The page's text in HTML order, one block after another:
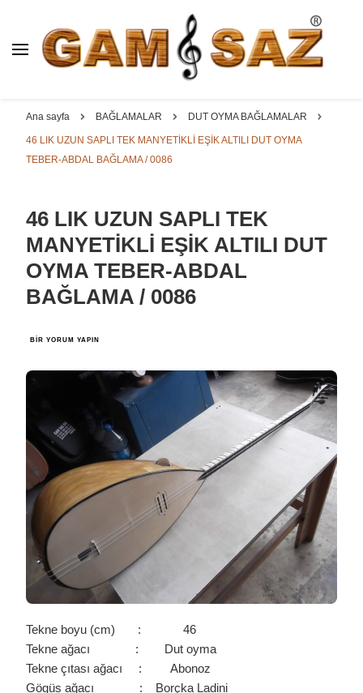
BAĞLAMA İMALAT / SATIŞ
YAPRAK || ELEKTRO ||
ÖZEL BAĞLAMA İMALAT /
SATIŞ
Padok, Kompozit, Mat, Divan, Çöğür, Cura, Solak, Dede,
Oyma ve yaprak sazlar, özel imalat bağlamalar
Ana sayfa BAĞLAMALAR DUT OYMA BAĞLAMALAR
46 LIK UZUN SAPLI TEK MANYETİKLİ EŞİK ALTILI DUT OYMA
TEBER-ABDAL BAĞLAMA / 0086
46 LIK UZUN SAPLI TEK
MANYETİKLİ EŞİK ALTILI DUT
OYMA TEBER-ABDAL
BAĞLAMA / 0086
46
DUT
OYMA
TEBER-
ABDAL
BAĞLAMA
BIR YORUM YAPIN
Tekne boyu (cm) : 46
Tekne ağacı : Dut oyma
Tekne çıtası ağacı : Abonoz
Gögüs ağacı : Borçka Ladini